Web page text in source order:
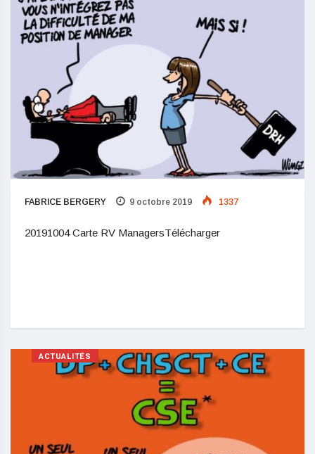
FABRICE BERGERY 9 octobre 2019 1337
20191004 Carte RV ManagersTélécharger
ACTUALITÉS